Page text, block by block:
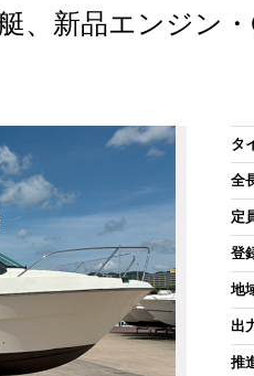
、新品エンジン・
タ
全
定
登
地
出
推